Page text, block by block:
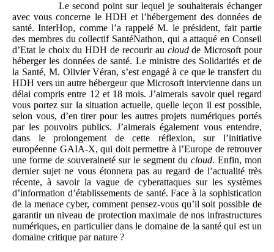
Le second point sur lequel je souhaiterais échanger
avec vous concerne le HDH et l’hébergement des données de
santé. InterHop, comme l’a rappelé M. le président, fait partie
des membres du collectif SantéNathon, qui a attaqué en Conseil
d’Etat le choix du HDH de recourir au cloudde Microsoft pour
héberger les données de santé. Le ministre des Solidarités et de
la Santé, M. Olivier Véran, s’est engagé à ce que le transfert du
HDH vers un autre hébergeur que Microsoft intervienne dans un
délai compris entre 12 et 18 mois. J’aimerais savoir quel regard
vous portez sur la situation actuelle, quelle leçon il est possible,
selon vous, d’en tirer pour les autres projets numériques portés
par les pouvoirs publics. J’aimerais également vous entendre,
dans le prolongement de cette réflexion, sur l’initiative
européenne GAIA-X, qui doit permettre à l’Europe de retrouver
une forme de souveraineté sur le segment du cloud. Enfin, mon
dernier sujet ne vous étonnera pas au regard de l’actualité très
récente, à savoir la vague de cyberattaques sur les systèmes
d’information d’établissements de santé. Face à la sophistication
de la menace cyber, comment pensez-vous qu’il soit possible de
garantir un niveau de protection maximale de nos infrastructures
numériques, en particulier dans le domaine de la santé qui est un
domaine critique par nature ?